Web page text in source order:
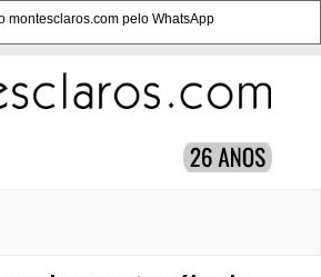
montesclaros.com pelo WhatsApp